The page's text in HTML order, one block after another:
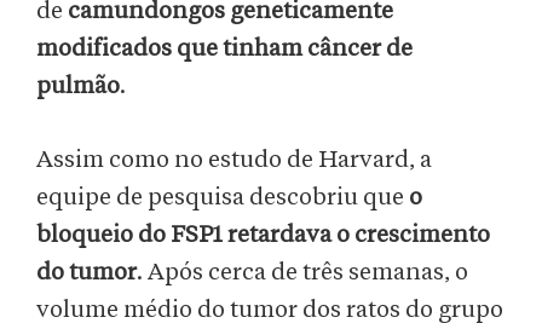
de camundongos geneticamente
modificados que tinham câncer de
pulmão.
Assim como no estudo de Harvard, a
equipe de pesquisa descobriu que o
bloqueio do FSP1 retardava o crescimento
do tumor. Após cerca de três semanas, o
volume médio do tumor dos ratos do grupo